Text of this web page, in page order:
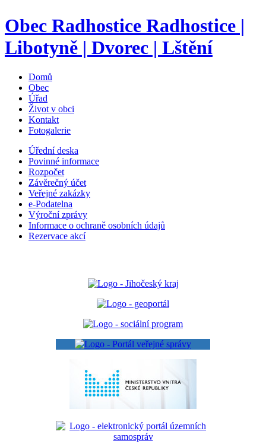
Obec Radhostice Radhostice |
Libotyně | Dvorec | Lštění
Domů
Obec
Úřad
Život v obci
Kontakt
Fotogalerie
Úřední deska
Povinné informace
Rozpočet
Závěrečný účet
Veřejné zakázky
e-Podatelna
Výroční zprávy
Informace o ochraně osobních údajů
Rezervace akcí